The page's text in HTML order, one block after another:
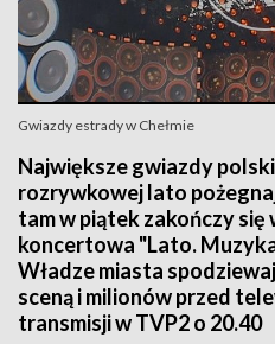
Gwiazdy estrady w Chełmie
Największe gwiazdy
rozrywkowej lato
tam w piątek zakończy
koncertowa "Lato.
Władze miasta
sceną i milionów przed
transmisji w TVP2 o 20.40